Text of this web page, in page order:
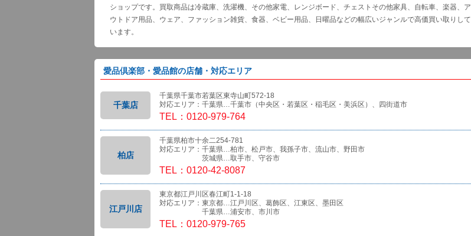
ショップです。買取商品は冷蔵庫、洗濯機、その他家電、レンジボード、チェストその他家具、自転車、楽器、ア
ウトドア用品、ウェア、ファッション雑貨、食器、ベビー用品、日曜品などの幅広いジャンルで高価買い取りして
います。
愛品倶楽部・愛品館の店舗・対応エリア
千葉店
千葉県千葉市若葉区東寺山町572-18
対応エリア：千葉県…千葉市（中央区・若葉区・稲毛区・美浜区）、四街道市
TEL：0120-979-764
柏店
千葉県柏市十余二254-781
対応エリア：千葉県…柏市、松戸市、我孫子市、流山市、野田市
茨城県…取手市、守谷市
TEL：0120-42-8087
江戸川店
東京都江戸川区春江町1-1-18
対応エリア：東京都…江戸川区、葛飾区、江東区、墨田区
千葉県…浦安市、市川市
TEL：0120-979-765